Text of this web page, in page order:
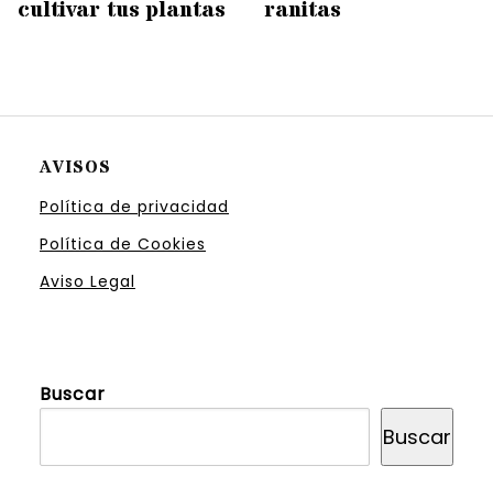
cultivar tus plantas
ranitas
AVISOS
Política de privacidad
Política de Cookies
Aviso Legal
Buscar
Buscar